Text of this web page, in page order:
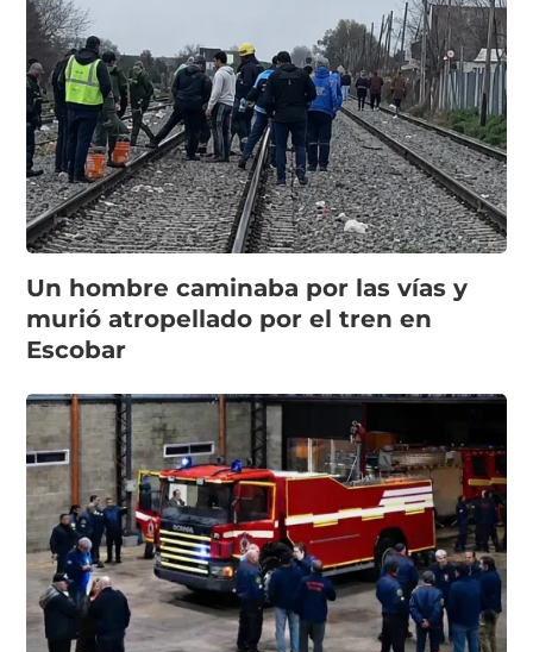
Un hombre caminaba por las vías y
murió atropellado por el tren en
Escobar